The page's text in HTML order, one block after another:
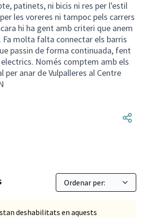
patinets, ni bicis ni res per l'estil
les voreres ni tampoc pels carrers
hi ha gent amb criteri que anem
Fa molta falta connectar els barris
passin de forma continuada, fent
Només comptem amb els
per anar de Vulpalleres al Centre
deshabilitats en aquests